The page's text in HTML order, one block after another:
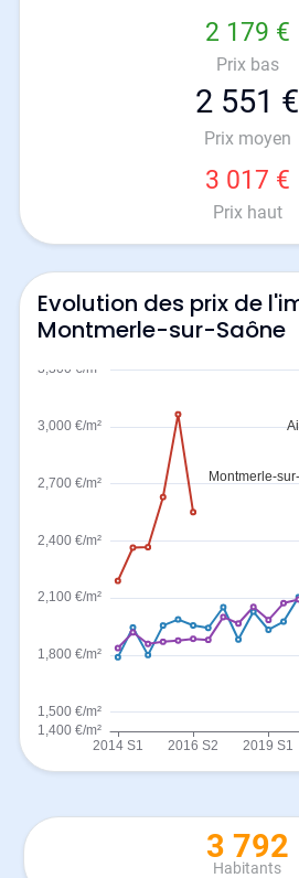
2 179 €
Prix bas
2 551 €
Prix moyen
3 017 €
Prix haut
Evolution des prix de
Montmerle-sur-Saône
3 792
Habitants